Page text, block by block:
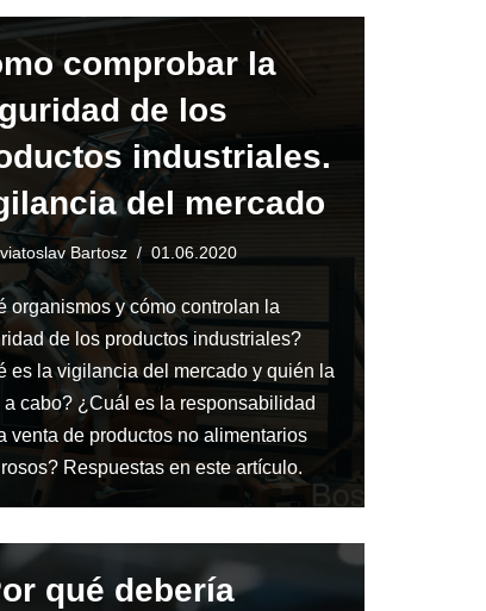
comprobar la
de los
industriales.
del mercado
Bartosz 01.06.2020
organismos y cómo controlan la
de los productos industriales?
es la vigilancia del mercado y quién la
a cabo? ¿Cuál es la responsabilidad
venta de productos no alimentarios
Respuestas en este artículo.
qué debería